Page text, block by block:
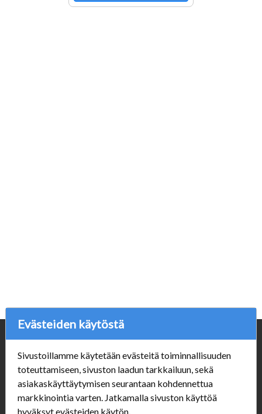
Porvoonpelikauppa.fi
Y-tunnus: 1550914-1
Asiakaspalvelu
Evästeiden käytöstä
Sivustoillamme käytetään evästeitä toiminnallisuuden
toteuttamiseen, sivuston laadun tarkkailuun, sekä
asiakaskäyttäytymisen seurantaan kohdennettua
markkinointia varten. Jatkamalla sivuston käyttöä
hyväksyt evästeiden käytön.